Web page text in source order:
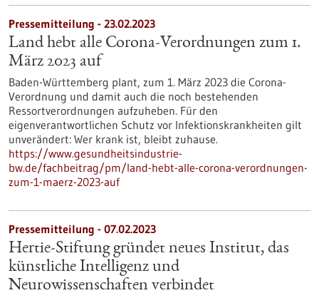
Pressemitteilung - 23.02.2023
Land hebt alle Corona-Verordnungen zum 1.
März 2023 auf
Baden-Württemberg plant, zum 1. März 2023 die Corona-
Verordnung und damit auch die noch bestehenden
Ressortverordnungen aufzuheben. Für den
eigenverantwortlichen Schutz vor Infektionskrankheiten gilt
unverändert: Wer krank ist, bleibt zuhause.
https://www.gesundheitsindustrie-
bw.de/fachbeitrag/pm/land-hebt-alle-corona-verordnungen-
zum-1-maerz-2023-auf
Pressemitteilung - 07.02.2023
Hertie-Stiftung gründet neues Institut, das
künstliche Intelligenz und
Neurowissenschaften verbindet